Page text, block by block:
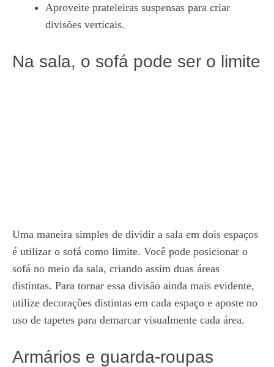
Aproveite prateleiras suspensas para criar
divisões verticais.
Na sala, o sofá pode ser o limite
Uma maneira simples de dividir a sala em dois espaços
é utilizar o sofá como limite. Você pode posicionar o
sofá no meio da sala, criando assim duas áreas
distintas. Para tornar essa divisão ainda mais evidente,
utilize decorações distintas em cada espaço e aposte no
uso de tapetes para demarcar visualmente cada área.
Armários e guarda-roupas